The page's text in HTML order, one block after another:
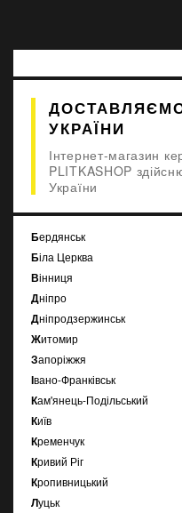
УКРАЇНИ
Інтернет-магазин
PLITKASHOP
України
Бердянськ
Біла Церква
Вінниця
Дніпро
Дніпродзержинськ
Житомир
Запоріжжя
Івано-Франківськ
Кам'янець-Подільський
Київ
Кременчук
Кривий Ріг
Кропивницький
Луцьк